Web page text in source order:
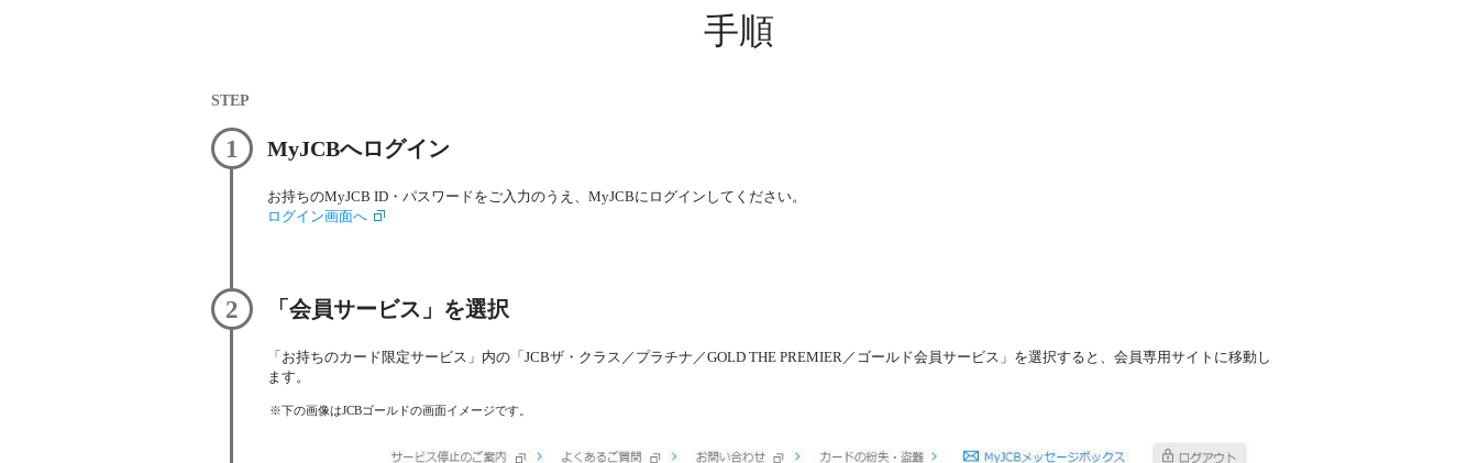
手順
STEP
1 MyJCBへログイン
お持ちのMyJCB ID・パスワードをご入力のうえ、MyJCBにログインしてください。
ログイン画面へ
2 「会員サービス」を選択
「お持ちのカード限定サービス」内の「JCBザ・クラス／プラチナ／GOLD THE PREMIER／ゴールド会員サービス」を選択すると、会員専用サイトに移動し
ます。
下の画像はJCBゴールドの画面イメージです。